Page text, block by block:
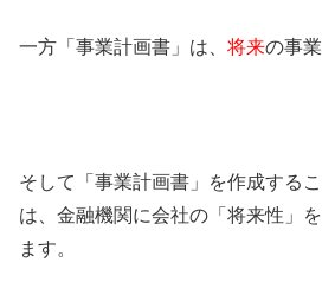
一方「事業計画書」は、 将来の事
そして「事業計画書」を作成する
は、金融機関に会社の「将来性」
ます。